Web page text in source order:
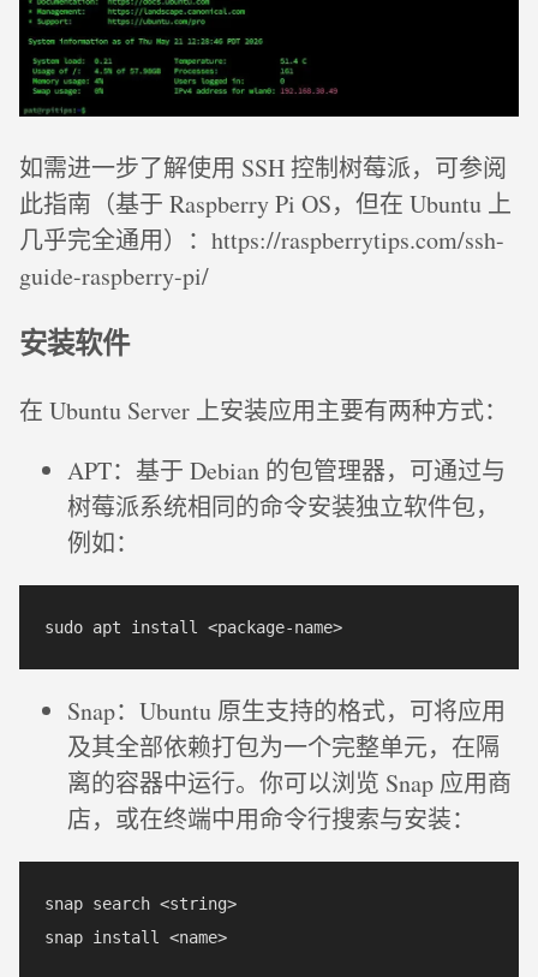
如需进一步了解使用 SSH 控制树莓派，可参阅
此指南（基于 Raspberry Pi OS，但在 Ubuntu 上
几乎完全通用）：https://raspberrytips.com/ssh-
guide-raspberry-pi/
安装软件
在 Ubuntu Server 上安装应用主要有两种方式：
APT：基于 Debian 的包管理器，可通过与
树莓派系统相同的命令安装独立软件包，
例如：
Snap：Ubuntu 原生支持的格式，可将应用
及其全部依赖打包为一个完整单元，在隔
离的容器中运行。你可以浏览 Snap 应用商
店，或在终端中用命令行搜索与安装：
snap search <string>